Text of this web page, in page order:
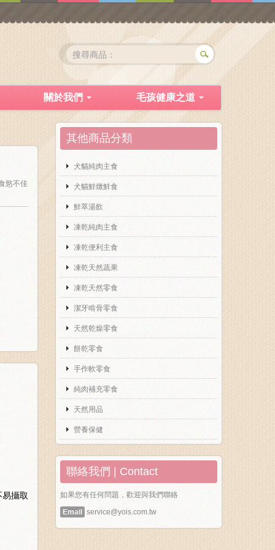
關於我們 毛孩健康之道
慾不佳
攝取
其他商品分類
犬貓純肉主食
犬貓鮮燉鮮食
鮮萃湯飲
凍乾純肉主食
凍乾便利主食
凍乾天然蔬果
凍乾天然零食
潔牙啃骨零食
天然乾燥零食
餅乾零食
手作軟零食
純肉補充零食
天然用品
營養保健
聯絡我們 | Contact
如果您有任何問題，歡迎與我們聯絡
Email
service@yois.com.tw